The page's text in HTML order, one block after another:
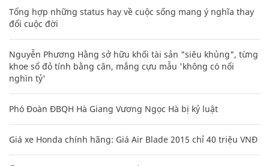
Tổng hợp những status hay về cuộc sống mang ý nghĩa thay
đổi cuộc đời
Nguyễn Phương Hằng sở hữu khối tài sản "siêu khủng", từng
khoe sổ đỏ tính bằng cân, mắng cựu mẫu 'không có nổi
nghìn tỷ'
Phó Đoàn ĐBQH Hà Giang Vương Ngọc Hà bị kỷ luật
Giá xe Honda chính hãng: Giá Air Blade 2015 chỉ 40 triệu VNĐ